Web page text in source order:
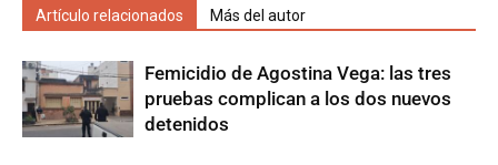
Artículo relacionados Más del autor
Femicidio de Agostina Vega: las tres
pruebas complican a los dos nuevos
detenidos